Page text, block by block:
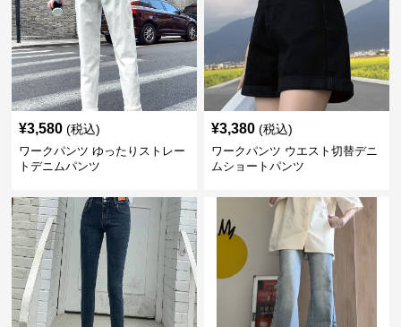
¥3,580 (税込)
ワークパンツ ゆったりストレー
トデニムパンツ
¥3,380 (税込)
ワークパンツ ウエスト切替デニ
ムショートパンツ